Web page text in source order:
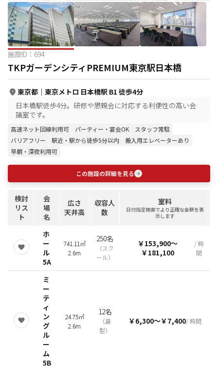
施設ID： 694
TKPガーデンシティPREMIUM東京駅日本橋
東京都 ｜ 東京メトロ 日本橋駅 B1 徒歩4分
日本橋駅徒歩4分。研修や懇親会に対応する利便性の高い会
議室です。
高速ネット回線利用可 パーティー・宴会OK
スタッフ常駐
バリアフリー
駅近・駅から徒歩5分以内
搬入用エレベーターあり
早朝・深夜利用可
この施設の詳細を見る
検討
リス
ト
会
場
名
広さ
天井高
収容人
数
室料
日付指定検索でより正確な金額を表
示します
ホ
ー
ル
5A
741.11㎡
2.6m
250名
（スク
ール）
￥153,900〜
￥181,100
/ 時
間
ミ
ー
テ
ィ
ン
グ
ル
ー
ム
5B
24.75㎡
2.6m
12名
（島
型）
￥6,300〜￥7,400/ 時間